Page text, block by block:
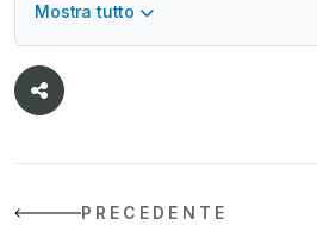
civile, industriale e della proprietà
Mostra tutto
PRECEDENTE